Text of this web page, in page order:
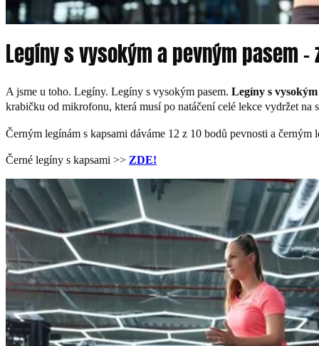
Legíny s vysokým a pevným pasem
A jsme u toho. Legíny. Legíny s vysokým pasem. Legíny s
krabičku od mikrofonu, která musí po natáčení celé lekce vydržet na
Černým legínám s kapsami dáváme 12 z 10 bodů pevnosti a černým
Černé legíny s kapsami >> ZDE!